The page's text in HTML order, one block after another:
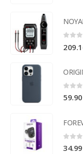
0 out
59.90
0 out
34.99